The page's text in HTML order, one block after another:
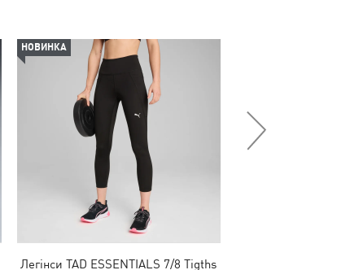
НОВИНКА
Легінси TAD ESSENTIALS 7/8 Tigths